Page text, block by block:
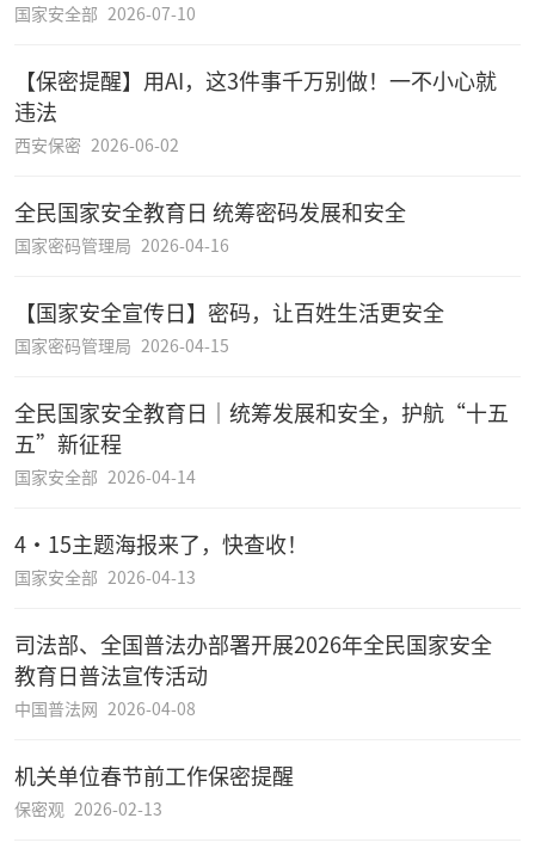
国家安全部 2026-07-10
【保密提醒】用AI，这3件事千万别做！一不小心就
违法
西安保密 2026-06-02
全民国家安全教育日 统筹密码发展和安全
国家密码管理局 2026-04-16
【国家安全宣传日】密码，让百姓生活更安全
国家密码管理局 2026-04-15
全民国家安全教育日｜统筹发展和安全，护航“十五
五”新征程
国家安全部 2026-04-14
4·15主题海报来了，快查收！
国家安全部 2026-04-13
司法部、全国普法办部署开展2026年全民国家安全
教育日普法宣传活动
中国普法网 2026-04-08
机关单位春节前工作保密提醒
保密观 2026-02-13